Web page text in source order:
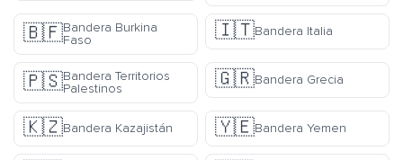
🇧🇫Bandera Burkina
Faso
🇮🇹Bandera Italia
🇵🇸Bandera Territorios
Palestinos
🇬🇷Bandera Grecia
🇰🇿Bandera Kazajistán 🇾🇪Bandera Yemen